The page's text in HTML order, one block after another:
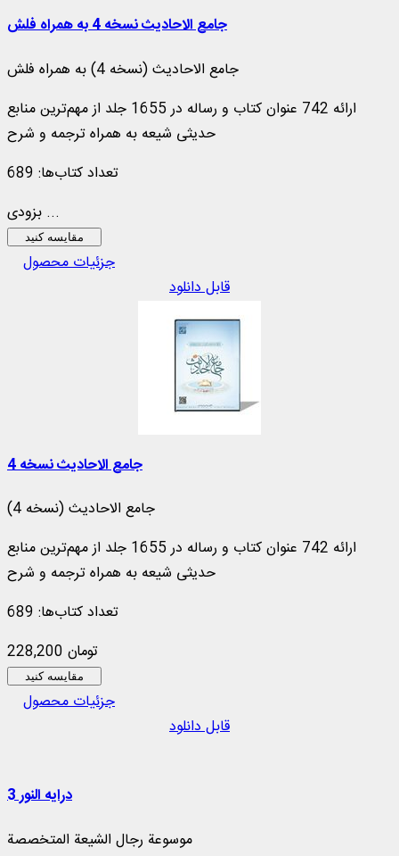
جامع الاحادیث نسخه 4 به همراه فلش
جامع الاحادیث (نسخه 4) به همراه فلش
ارائه 742 عنوان کتاب و رساله در 1655 جلد از مهم‌ترین منابع
حدیثی شیعه به همراه ترجمه و شرح
تعداد کتاب‌ها: 689
بزودی ...
مقایسه کنید
جزئیات محصول
قابل دانلود
جامع الاحادیث نسخه 4
جامع الاحادیث (نسخه 4)
ارائه 742 عنوان کتاب و رساله در 1655 جلد از مهم‌ترین منابع
حدیثی شیعه به همراه ترجمه و شرح
تعداد کتاب‌ها: 689
228,200 تومان
مقایسه کنید
جزئیات محصول
قابل دانلود
درایه النور 3
موسوعة رجال الشيعة المتخصصة